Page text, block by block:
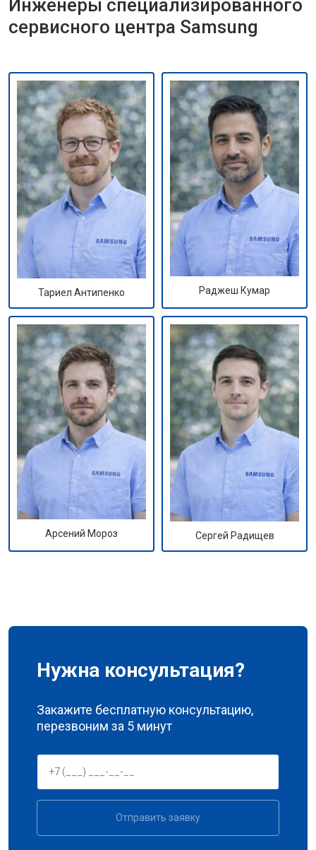
Инженеры специализированного
сервисного центра Samsung
Тариел Антипенко Раджеш Кумар
Арсений Мороз Сергей Радищев
Нужна консультация?
Закажите бесплатную консультацию,
перезвоним за 5 минут
Отправить заявку